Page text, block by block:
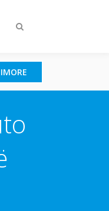
Ndrysho